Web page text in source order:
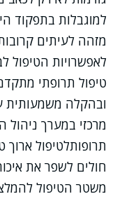
למוגבלות בתפקוד
מזהה לעיתים
לאפשרויות הטיפול
טיפול תרופתי
ובהקלה משמעותית
מרכזי במערך
תרופותלטיפול
חולים לשפר את
משטר הטיפול